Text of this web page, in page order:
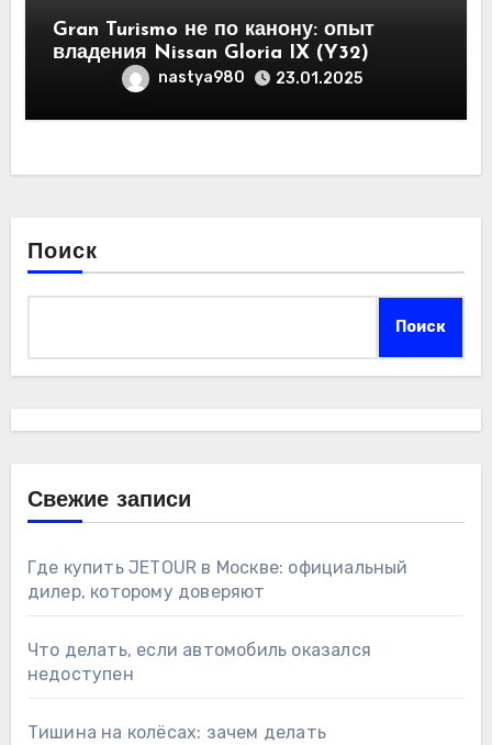
Gran Turismo не по канону: опыт
владения Nissan Gloria IX (Y32)
nastya980 23.01.2025
Поиск
Поиск
Свежие записи
Где купить JETOUR в Москве: официальный
дилер, которому доверяют
Что делать, если автомобиль оказался
недоступен
Тишина на колёсах: зачем делать